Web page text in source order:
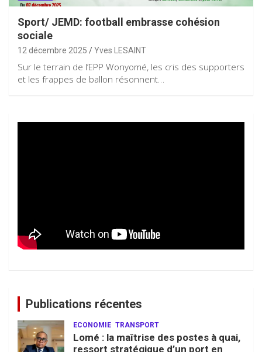
Sport/ JEMD: football embrasse cohésion
sociale
12 décembre 2025 Yves LESAINT
Sur le terrain de l’EPP Wonyomé, les cris des supporters
et les frappes de ballon résonnent…
Publications récentes
ECONOMIE TRANSPORT
Lomé : la maîtrise des postes à quai,
ressort stratégique d’un port en